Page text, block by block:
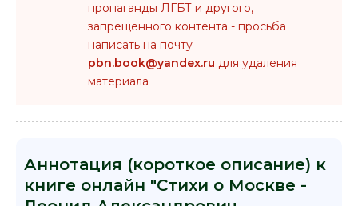
пропаганды ЛГБТ и другого,
запрещенного контента - просьба
написать на почту
pbn.book@yandex.ru для удаления
материала
Аннотация (короткое описание) к
книге онлайн "Стихи о Москве -